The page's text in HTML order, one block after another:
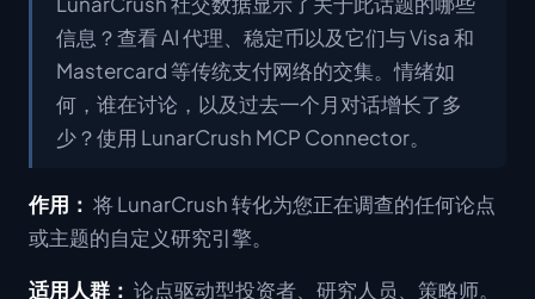
信息？查看 AI 代理、稳定币以及它们与 Visa 和
Mastercard 等传统支付网络的交集。情绪如
何，谁在讨论，以及过去一个月对话增长了多
少？使用 LunarCrush MCP Connector。
作用： 将 LunarCrush 转化为您正在调查的任何论点
或主题的自定义研究引擎。
适用人群： 论点驱动型投资者、研究人员、策略师。